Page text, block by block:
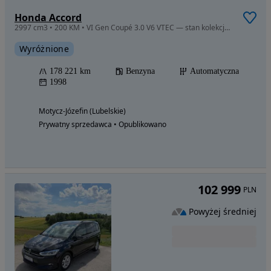
Honda Accord
2997 cm3 • 200 KM • VI Gen Coupé 3.0 V6 VTEC — stan kolekcjonerski, ceramika
Wyróżnione
178 221 km Benzyna
Automatyczna
1998
Motycz-Józefin (Lubelskie)
Prywatny sprzedawca • Opublikowano
102 999 PLN
Powyżej średniej